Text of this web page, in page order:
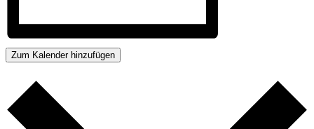
Zum Kalender hinzufügen